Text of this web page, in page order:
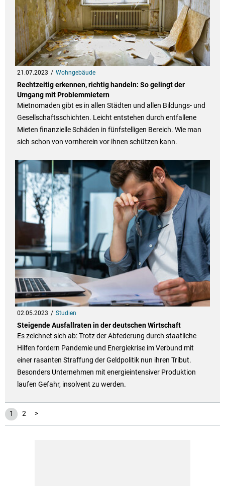
21.07.2023 Wohngebäude
Rechtzeitig erkennen, richtig handeln: So gelingt der
Umgang mit Problemmietern
Mietnomaden gibt es in allen Städten und allen Bildungs- und
Gesellschaftsschichten. Leicht entstehen durch entfallene
Mieten finanzielle Schäden in fünfstelligen Bereich. Wie man
sich schon von vornherein vor ihnen schützen kann.
02.05.2023 Studien
Steigende Ausfallraten in der deutschen Wirtschaft
Es zeichnet sich ab: Trotz der Abfederung durch staatliche
Hilfen fordern Pandemie und Energiekrise im Verbund mit
einer rasanten Straffung der Geldpolitik nun ihren Tribut.
Besonders Unternehmen mit energieintensiver Produktion
laufen Gefahr, insolvent zu werden.
1 2 >